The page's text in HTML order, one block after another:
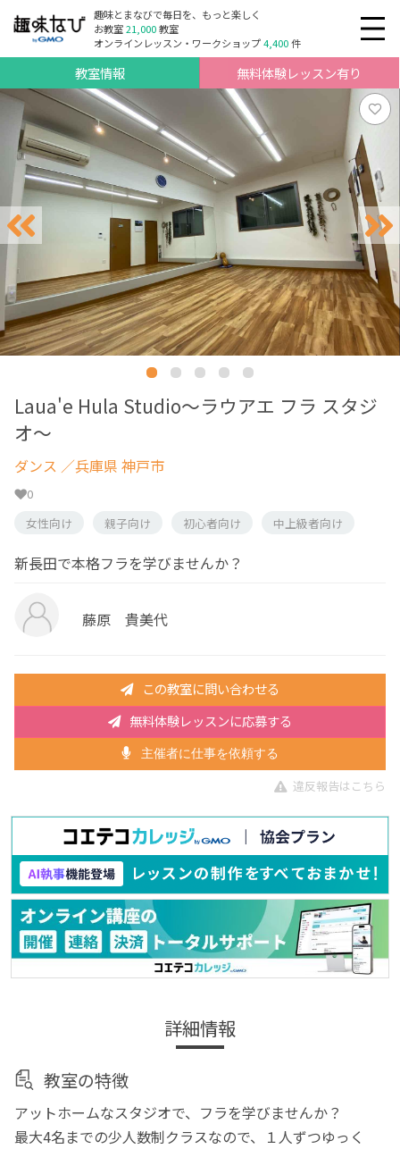
趣味とまなびで毎日を、もっと楽しく
お教室21,000教室
オンラインレッスン・ワークショップ4,400件
教室情報 無料体験レッスン有り
Laua'e Hula Studio～ラウアエ フラ スタジ
オ～
ダンス ／兵庫県 神戸市
0
女性向け
親子向け 初心者向け 中上級者向け
新長田で本格フラを学びませんか？
藤原 貴美代
この教室に問い合わせる
無料体験レッスンに応募する
主催者に仕事を依頼する
違反報告はこちら
詳細情報
教室の特徴
アットホームなスタジオで、フラを学びませんか？
最大4名までの少人数制クラスなので、１人ずつゆっく